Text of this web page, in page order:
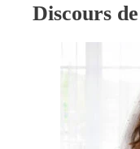
Discours